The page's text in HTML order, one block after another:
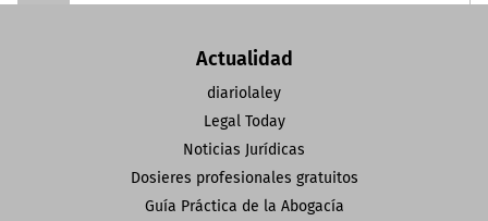
Actualidad
diariolaley
Legal Today
Noticias Jurídicas
Dosieres profesionales gratuitos
Guía Práctica de la Abogacía